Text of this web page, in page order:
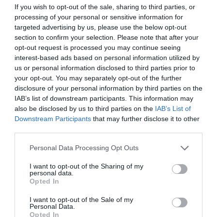
If you wish to opt-out of the sale, sharing to third parties, or
processing of your personal or sensitive information for
targeted advertising by us, please use the below opt-out
section to confirm your selection. Please note that after your
opt-out request is processed you may continue seeing
interest-based ads based on personal information utilized by
us or personal information disclosed to third parties prior to
your opt-out. You may separately opt-out of the further
disclosure of your personal information by third parties on the
IAB’s list of downstream participants. This information may
also be disclosed by us to third parties on the IAB’s List of
Downstream Participants that may further disclose it to other
Please note that this website/app uses one or more Google
not limited to your visit or usage behaviour. You may click to
grant or deny consent to Google and its third-party tags to
use your data for below specified purposes in below Google
consent section.
Personal Data Processing Opt Outs
I want to opt-out of the Sharing of my
personal data.
Opted In
I want to opt-out of the Sale of my
Personal Data.
Opted In
TAGS: #KAIROS ΕΙΔΗΣΕΙΣ ΕΥΒΟΙΑ
ΕΜΥ
ΕΥΒΟΙΑ
ΖΕΣΤΗ ΝΕΑ
ΡΟΗ ΕΙΔΗΣΕΩΝ
Εύβοια: «Πλιάτσικο» σε έργο
ανάπλασης παραλίας – Η
καταγγελία που προκαλεί
αντιδράσεις
08.08.2026 | 10:20
χωριό της Εύβοιας
08.08.2026 | 10:00
Εύβοια: Διακοπή ρεύματος αύριο
πολλές περιοχές- Πίνακας
08.08.2026 | 09:40